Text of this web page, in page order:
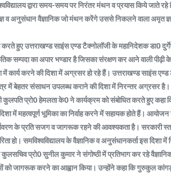
द्वारा समय-समय पर निरंतर मंथन व प्रयास किये जाते रहे
व अनुसंधान वैज्ञानिक जो मंथन करेंगे उससे निकलने वाला अमृत
करते हुए उत्तराखण्ड साइंस एण्ड टैक्नोलॉजी के महानिदेशक डा0
सम्पदा का अपार भण्डार है जिसका संरक्षण कर आने वाली
में कार्य करने की दिशा में अग्रसर हो रहे हैं। उत्तराखण्ड साइंस एण्ड
में बेहतर संसाधन उपलब्ध कराने की दिशा में निरन्तर अग्रसर है।
कुलपति प्रो0 हेमलता के0 ने कार्यक्रम को संबोधित करते हुए
में महत्वपूर्ण भूमिका का निर्वाह करने में सहायक होते हैं।
के प्रति सजग व जागरूक रहने की आवश्यकता है। सरकारी
हो। समविश्वविद्यालय के वैज्ञानिक व अनुसंधानकर्ता इस दिशा
कुलसचिव प्रो0 सुनील कुमार ने संगोष्ठी में प्रतिभाग कर रहे
को जागरूक करने का आह्वान किया। उन्होंने कहा कि गुरुकुल